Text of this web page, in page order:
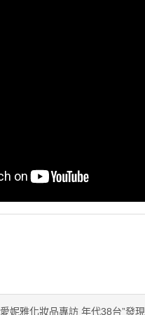
愛妮雅化妝品專訪 年代38台”發